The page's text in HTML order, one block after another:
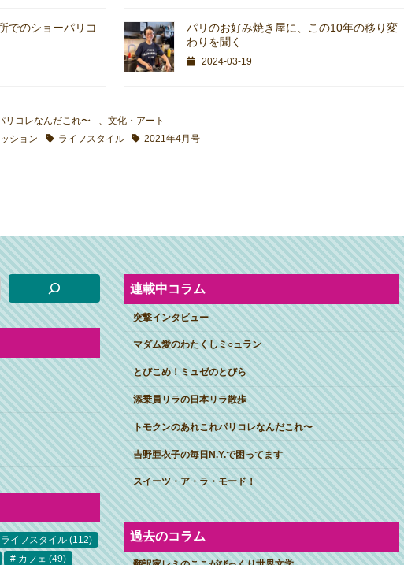
でのショーパリコ
パリのお好み焼き屋に、この10年の移り変
わりを聞く
2024-03-19
リコレなんだこれ〜 、 文化・アート
ション ライフスタイル 2021年4月号
ライフスタイル (112)
カフェ (49)
連載中コラム
突撃インタビュー
マダム愛のわたくしミ○ュラン
とびこめ！ミュゼのとびら
添乗員リラの日本リラ散歩
トモクンのあれこれパリコレなんだこれ〜
吉野亜衣子の毎日N.Y.で困ってます
スイーツ・ア・ラ・モード！
過去のコラム